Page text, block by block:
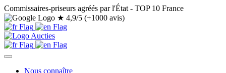
Commissaires-priseurs agréés par l'État - TOP 10 France
★ 4,9/5 (+1000 avis)
Nous connaître